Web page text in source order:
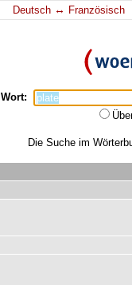
Deutsch ↔ Französisch
Wort:
Die Suche im